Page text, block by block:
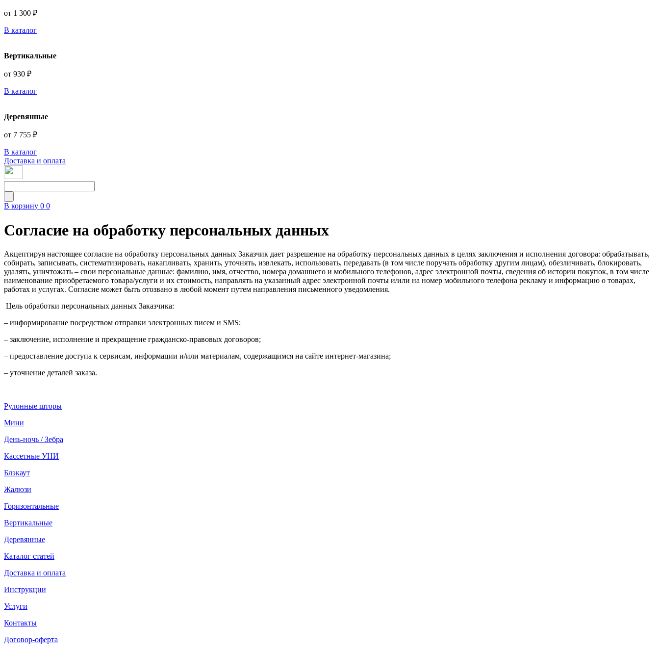
от 1 300 ₽
В каталог
Вертикальные
от 930 ₽
В каталог
Деревянные
от 7 755 ₽
В каталог
Доставка и оплата
В корзину 0 0
Согласие на обработку персональных данных
Акцептируя настоящее согласие на обработку персональных данных Заказчик дает разрешение на обработку персональных данных в целях заключения и исполнения договора: обрабатывать,
собирать, записывать, систематизировать, накапливать, хранить, уточнять, извлекать, использовать, передавать (в том числе поручать обработку другим лицам), обезличивать, блокировать,
удалять, уничтожать – свои персональные данные: фамилию, имя, отчество, номера домашнего и мобильного телефонов, адрес электронной почты, сведения об истории покупок, в том числе
наименование приобретаемого товара/услуги и их стоимость, направлять на указанный адрес электронной почты и/или на номер мобильного телефона рекламу и информацию о товарах,
работах и услугах. Согласие может быть отозвано в любой момент путем направления письменного уведомления.
Цель обработки персональных данных Заказчика:
– информирование посредством отправки электронных писем и SMS;
– заключение, исполнение и прекращение гражданско-правовых договоров;
– предоставление доступа к сервисам, информации и/или материалам, содержащимся на сайте интернет-магазина;
– уточнение деталей заказа.
Рулонные шторы
Мини
День-ночь / Зебра
Кассетные УНИ
Блэкаут
Жалюзи
Горизонтальные
Вертикальные
Деревянные
Каталог статей
Доставка и оплата
Инструкции
Услуги
Контакты
Договор-оферта